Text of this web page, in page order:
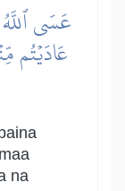
عَادَيۡتُم
na